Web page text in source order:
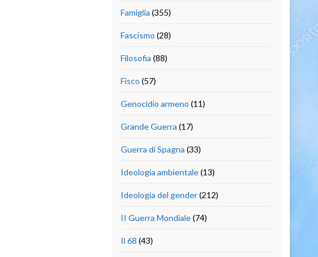
Famiglia (355)
Fascismo (28)
Filosofia (88)
Fisco (57)
Genocidio armeno (11)
Grande Guerra (17)
Guerra di Spagna (33)
Ideologia ambientale(13)
Ideologia del gender(212)
II Guerra Mondiale(74)
Il 68 (43)